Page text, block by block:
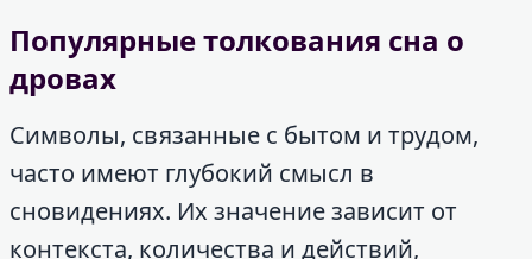
Популярные толкования сна о
дровах
Символы, связанные с бытом и трудом,
часто имеют глубокий смысл в
сновидениях. Их значение зависит от
контекста, количества и действий,